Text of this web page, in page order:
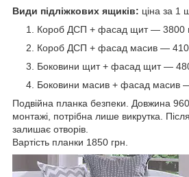
Види підліжкових ящиків: ціна за 1
Короб ДСП + фасад щит — 3800
Короб ДСП + фасад масив —
Боковини щит + фасад щит —
Боковини масив + фасад масив
Подвійна планка безпеки. Довжина
монтажі, потрібна лише викрутка.
залишає отворів.
Вартість планки 1850 грн.